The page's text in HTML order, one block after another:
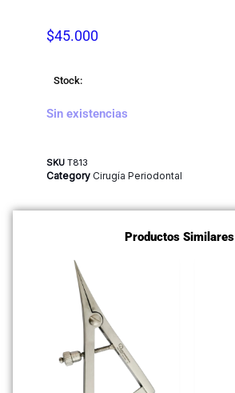
$45.000
Stock:
Sin existencias
SKU T813
Category Cirugía Periodontal
Productos Similares